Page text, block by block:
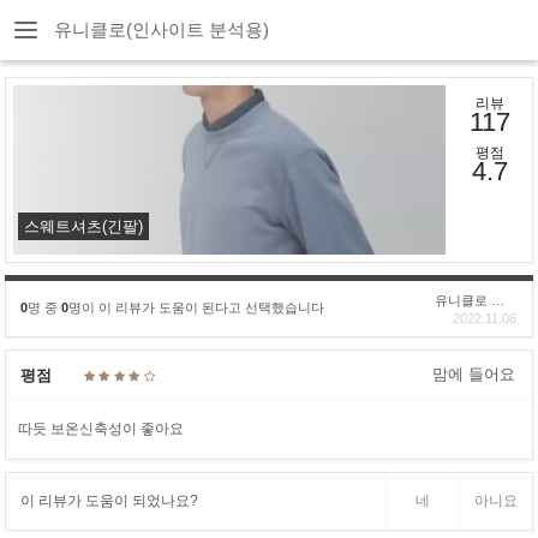
유니클로(인사이트 분석용)
스웨트셔츠(긴팔)
리뷰
117
평점
4.7
0명 중 0명이 이 리뷰가 도움이 된다고 선택했습니다
2022.11.06
평점 맘에 들어요
따듯 보온신축성이 좋아요
이 리뷰가 도움이 되었나요? 네 아니요